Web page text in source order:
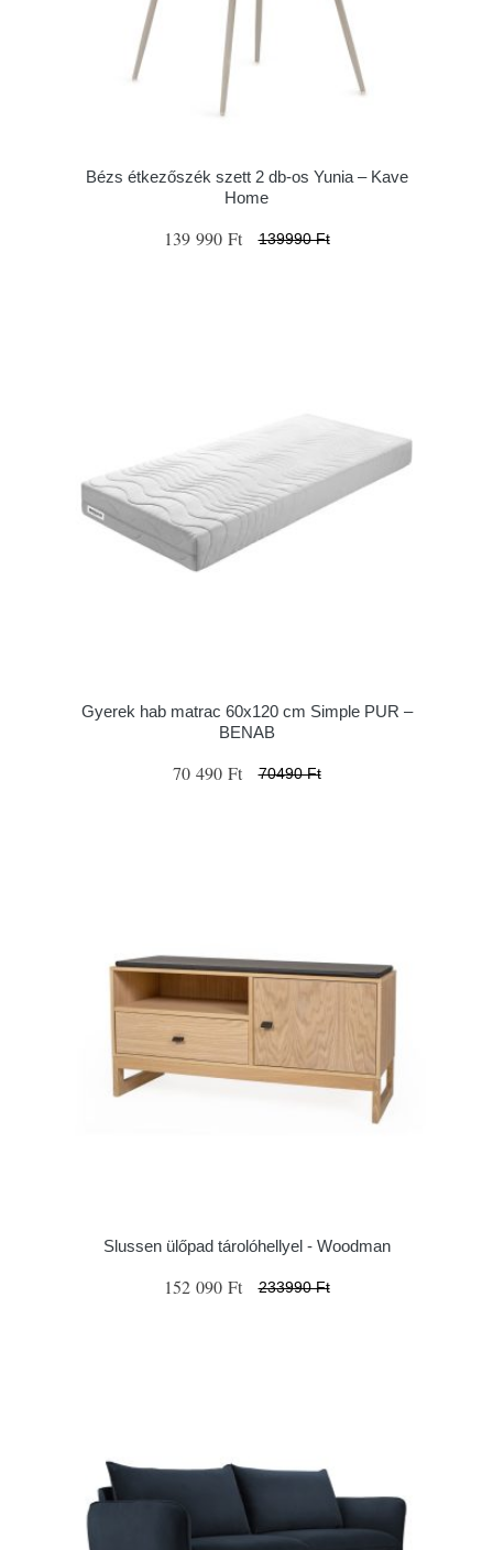
Bézs étkezőszék szett 2 db-os Yunia – Kave
Home
139 990 Ft 139990 Ft
Gyerek hab matrac 60x120 cm Simple PUR –
BENAB
70 490 Ft 70490 Ft
Slussen ülőpad tárolóhellyel - Woodman
152 090 Ft 233990 Ft